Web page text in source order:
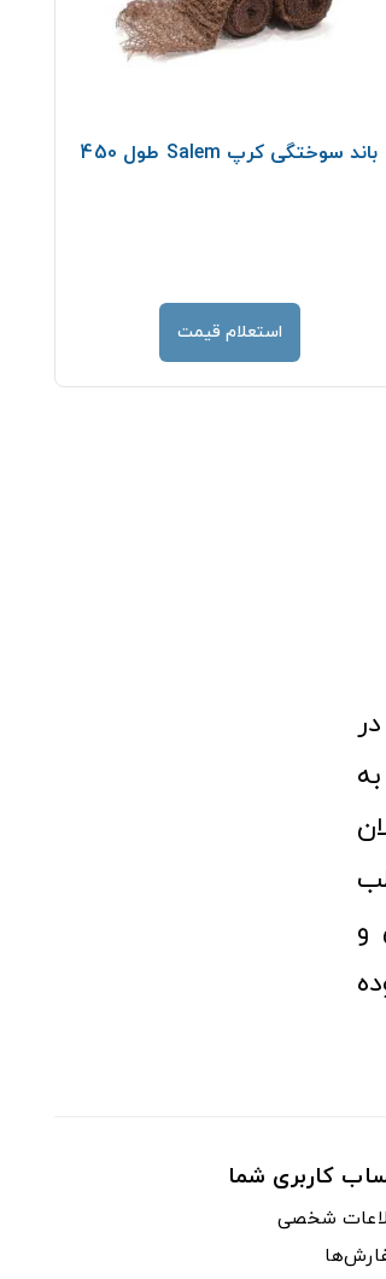
باند سوختگی كرپ Salem طول 450
استعلام قیمت
در
تا به
و
کاربری شما
شخصی